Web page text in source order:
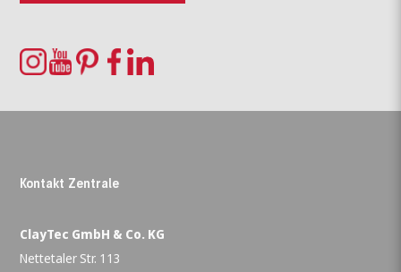
Kontakt Zentrale
ClayTec GmbH & Co. KG
Nettetaler Str. 113